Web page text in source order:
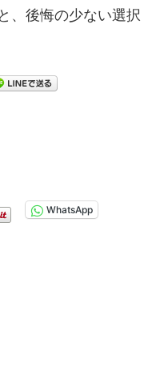
、後悔の少ない選択
WhatsApp